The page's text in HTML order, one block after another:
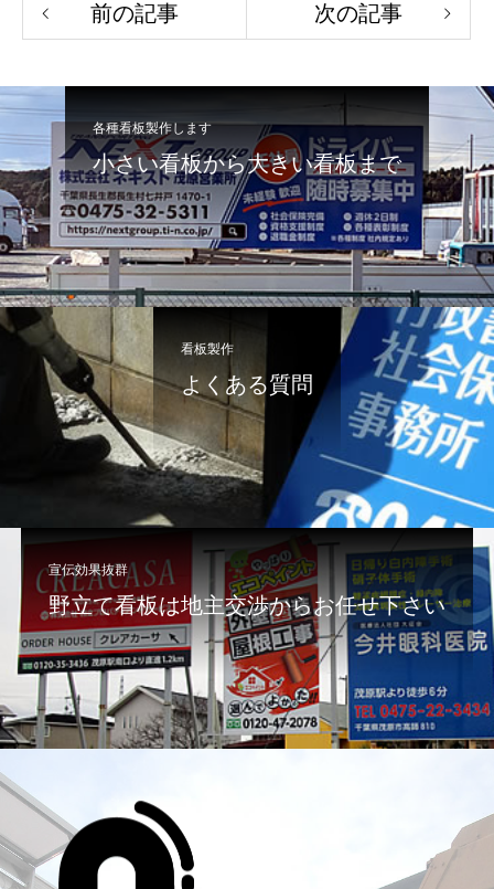
前の記事 次の記事
各種看板製作します
小さい看板から大きい看板まで
看板製作
よくある質問
宣伝効果抜群
野立て看板は地主交渉からお任せ下さい